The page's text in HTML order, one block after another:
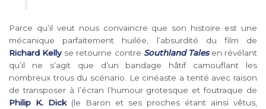
Parce qu’il veut nous convaincre que son histoire est une
mécanique parfaitement huilée, l’absurdité du film de
Richard Kelly se retourne contre Southland Talesen révélant
qu’il ne s’agit que d’un bandage hâtif camouflant les
nombreux trous du scénario. Le cinéaste a tenté avec raison
de transposer à l’écran l’humour grotesque et foutraque de
Philip K. Dick(le Baron et ses proches étant ainsi vêtus,